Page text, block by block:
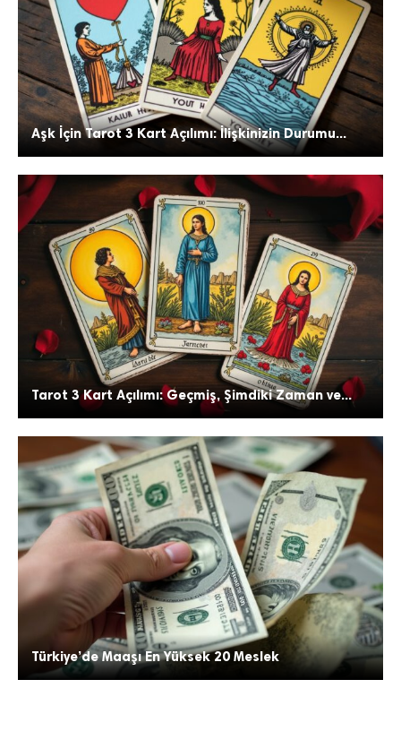
Aşk İçin Tarot 3 Kart Açılımı: İlişkinizin Durumu...
Tarot 3 Kart Açılımı: Geçmiş, Şimdiki Zaman ve...
Türkiye’de Maaşı En Yüksek 20 Meslek